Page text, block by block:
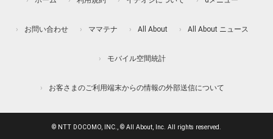
お問い合わせ ママテナ All About All About ニュース
モバイル空間統計
お客さまのご利用端末からの情報の外部送信について
© NTT DOCOMO, INC., © All About, Inc. All rights reserved.